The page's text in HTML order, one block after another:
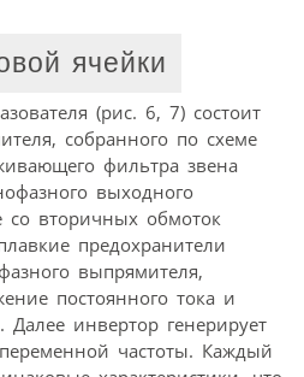
ячейки
(рис. 6, 7) состоит
собранного по схеме
фильтра звена
выходного
со вторичных обмоток
предохранители
выпрямителя,
постоянного тока и
Далее инвертор генерирует
частоты. Каждый